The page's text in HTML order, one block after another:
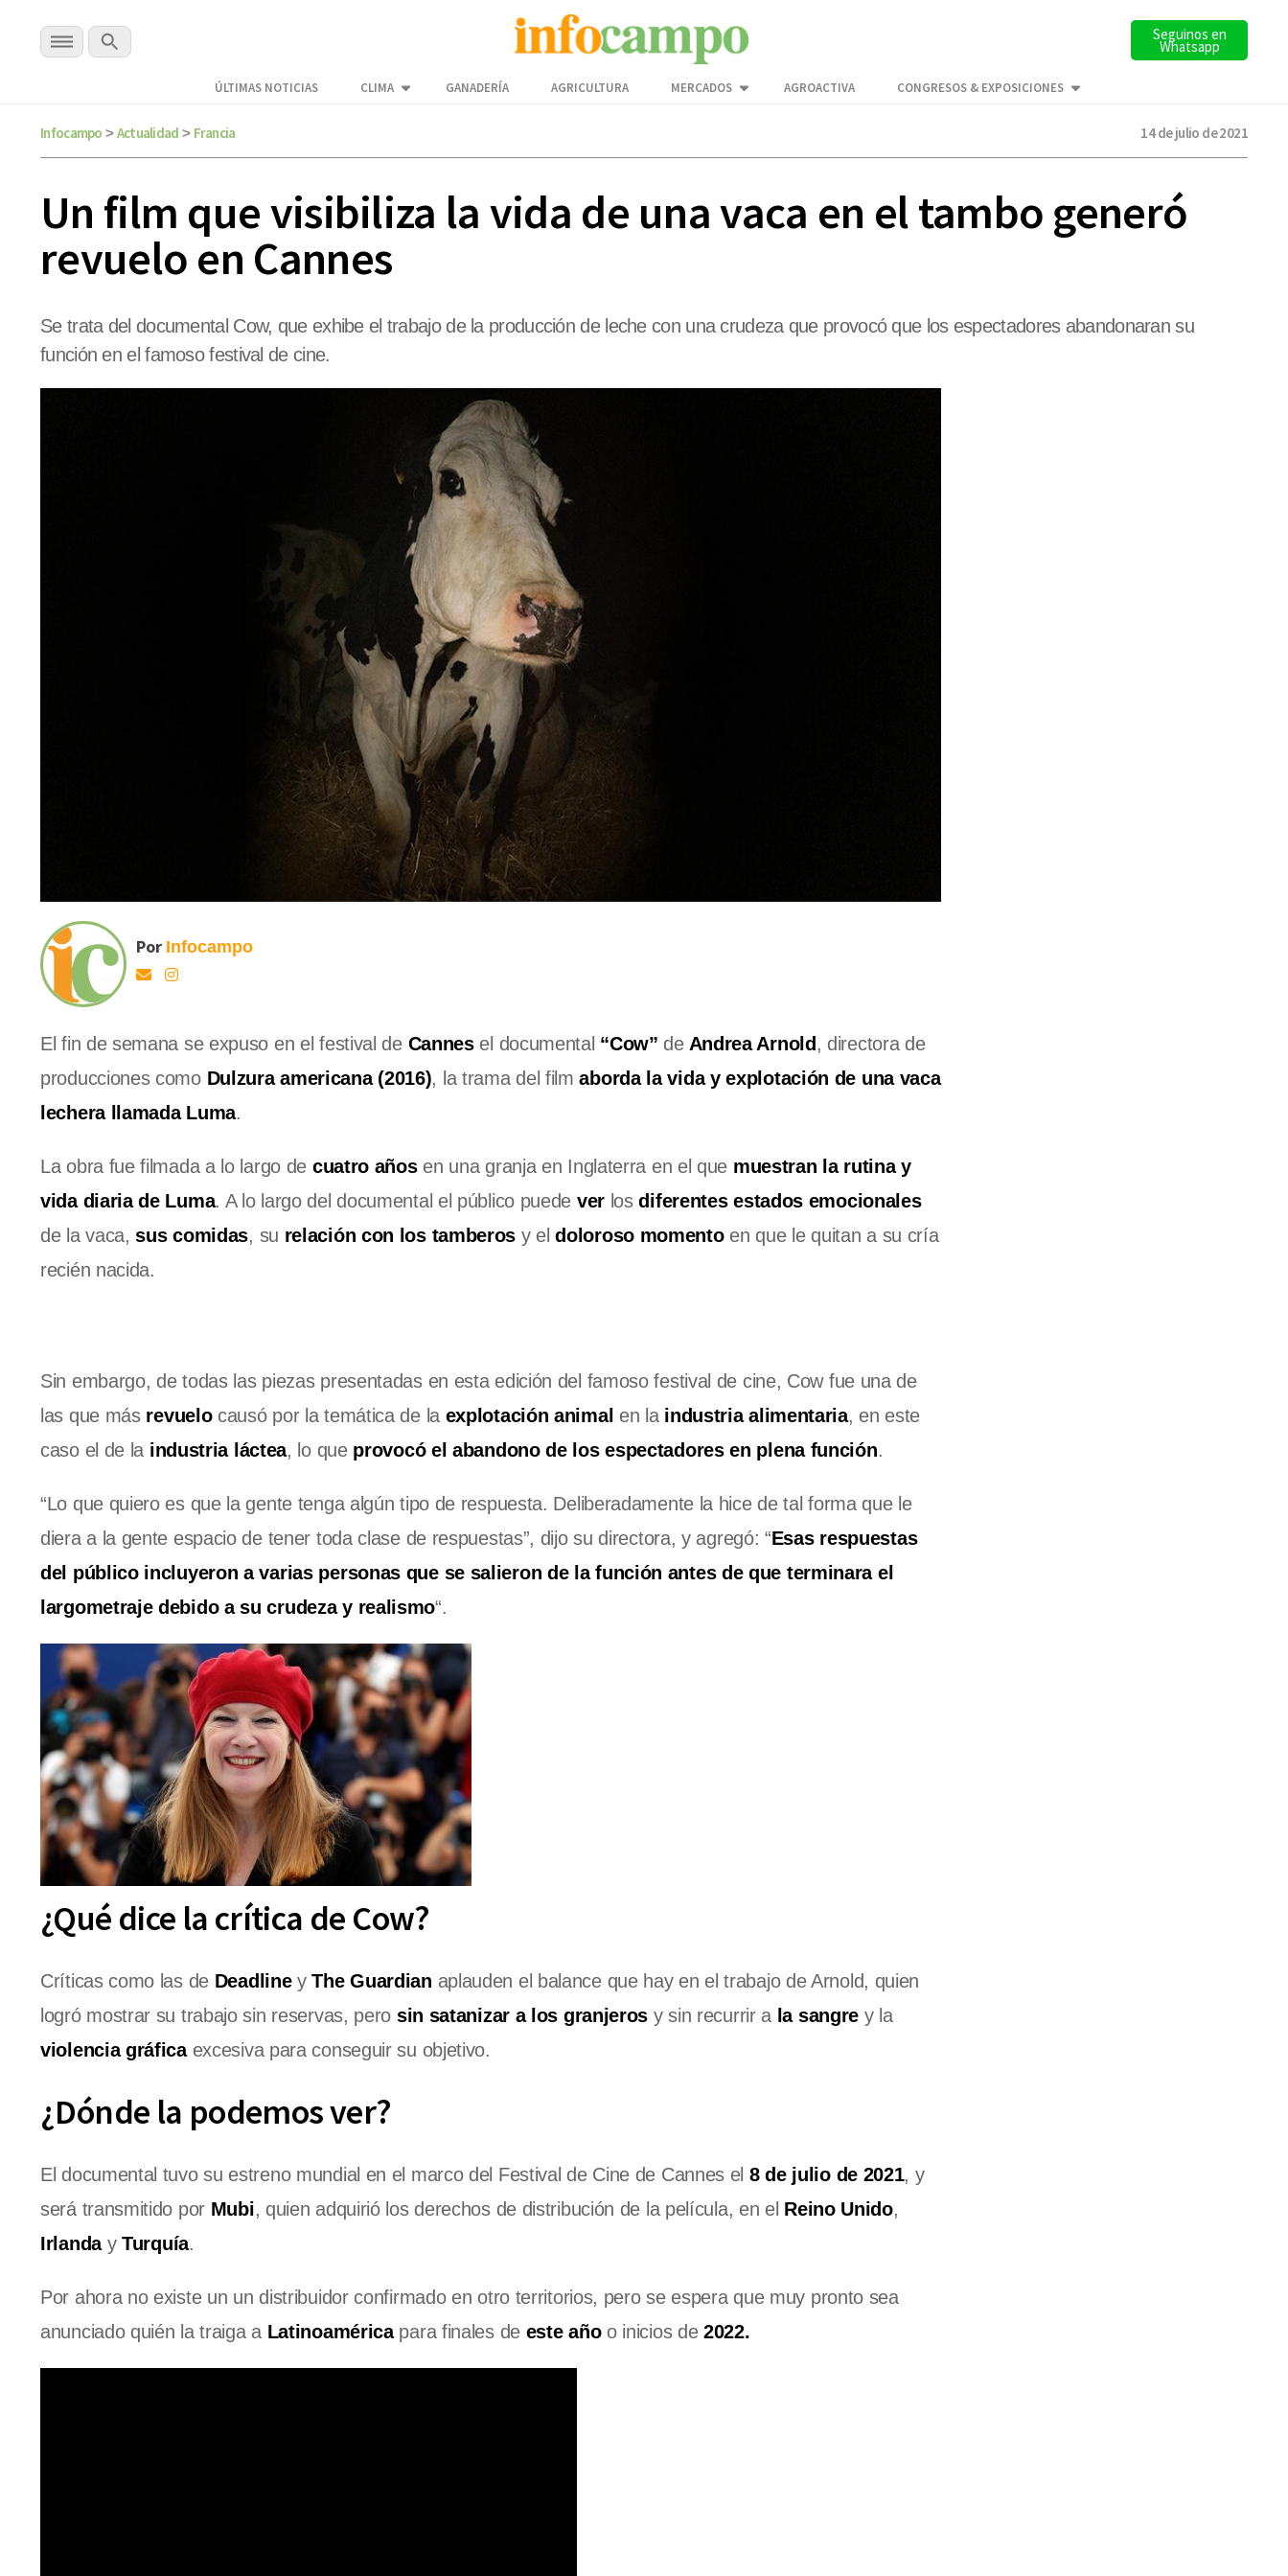
Seguinos en
Whatsapp
ÚLTIMAS NOTICIAS CLIMA GANADERÍA AGRICULTURA MERCADOS AGROACTIVA CONGRESOS & EXPOSICIONES
Infocampo > Actualidad > Francia 14 de julio de 2021
Un film que visibiliza la vida de una vaca en el tambo generó
revuelo en Cannes
Se trata del documental Cow, que exhibe el trabajo de la producción de leche con una crudeza que provocó que los espectadores abandonaran su
función en el famoso festival de cine.
Por Infocampo
El fin de semana se expuso en el festival deCannesel documental “Cow” de Andrea Arnold , directora de
producciones como Dulzura americana (2016), la trama del filmaborda la vida y explotación de una vaca
lechera llamada Luma.
La obra fue filmada a lo largo de cuatro añosen una granja en Inglaterra en el que muestran la rutina y
vida diaria de Luma. A lo largo del documental el público puede verlosdiferentes estados emocionales
de la vaca,sus comidas, su relación con los tamberos y el doloroso momentoen que le quitan a su cría
recién nacida.
Sin embargo, de todas las piezas presentadas en esta edición del famoso festival de cine, Cow fue una de
las que másrevuelo causó por la temática de la explotación animal en laindustria alimentaria, en este
caso el de la industria láctea, lo que provocó el abandono de los espectadores en plena función.
“Lo que quiero es que la gente tenga algún tipo de respuesta. Deliberadamente la hice de tal forma que le
diera a la gente espacio de tener toda clase de respuestas”, dijo su directora, y agregó: “Esas respuestas
del público incluyeron a varias personas que se salieron de la función antes de que terminara el
largometraje debido a su crudeza y realismo“.
¿Qué dice la crítica de Cow?
Críticas como las de DeadlineyThe Guardian aplauden el balance que hay en el trabajo de Arnold, quien
logró mostrar su trabajo sin reservas, pero sin satanizar a los granjeros y sin recurrir a la sangre y la
violencia gráficaexcesiva para conseguir su objetivo.
¿Dónde la podemos ver?
El documental tuvo su estreno mundial en el marco del Festival de Cine de Cannes el 8 de julio de 2021, y
será transmitido por Mubi, quien adquirió los derechos de distribución de la película, en el Reino Unido,
IrlandayTurquía.
Por ahora no existe un un distribuidor confirmado en otro territorios, pero se espera que muy pronto sea
anunciado quién la traiga a Latinoaméricapara finales de este añoo inicios de2022.